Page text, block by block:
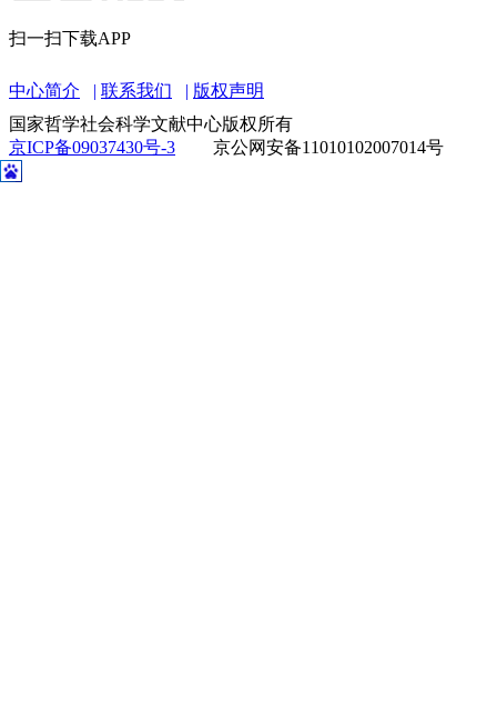
扫一扫下载APP
中心简介 联系我们
版权声明
国家哲学社会科学文献中心版权所有
京ICP备09037430号-3
京公网安备11010102007014号